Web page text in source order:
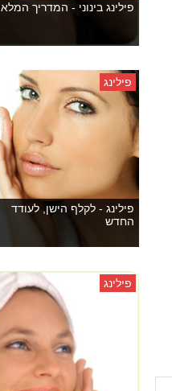
פילינג בינוני - המדריך המלא
פילינג
פילינג - לקלף הישן, לעודד
החדש
פילינג